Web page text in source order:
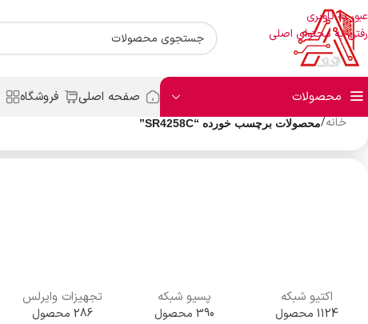
عبور به ناوبری
رفتن به محتوای اصلی
محصولات صفحه اصلی فروشگاه
خانه/محصولات برچسب خورده “SR4258C”
اکتیو شبکه
1124 محصول
پسیو شبکه
390 محصول
تجهیزات وایرلس
286 محصول